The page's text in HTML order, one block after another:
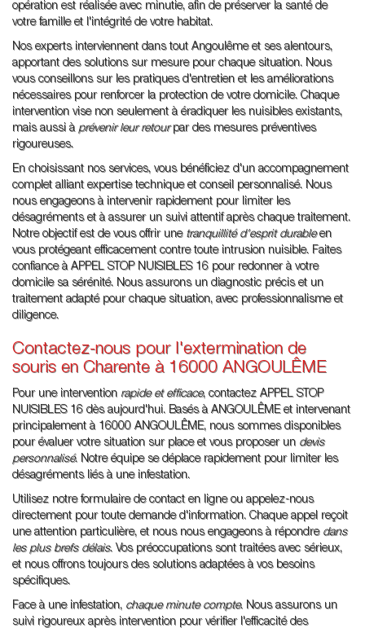
opération est réalisée avec minutie, afin de préserver la santé de
votre famille et l'intégrité de votre habitat.
Nos experts interviennent dans tout Angoulême et ses alentours,
apportant des solutions sur mesure pour chaque situation. Nous
vous conseillons sur les pratiques d'entretien et les améliorations
nécessaires pour renforcer la protection de votre domicile. Chaque
intervention vise non seulement à éradiquer les nuisibles existants,
mais aussi à prévenir leur retourpar des mesures préventives
rigoureuses.
En choisissant nos services, vous bénéficiez d'un accompagnement
complet alliant expertise technique et conseil personnalisé. Nous
nous engageons à intervenir rapidement pour limiter les
désagréments et à assurer un suivi attentif après chaque traitement.
Notre objectif est de vous offrir une tranquillité d'esprit durableen
vous protégeant efficacement contre toute intrusion nuisible. Faites
confiance à APPEL STOP NUISIBLES 16 pour redonner à votre
domicile sa sérénité. Nous assurons un diagnostic précis et un
traitement adapté pour chaque situation, avec professionnalisme et
diligence.
Contactez-nous pour l'extermination de
souris en Charente à 16000 ANGOULÊME
Pour une intervention rapide et efficace, contactez APPEL STOP
NUISIBLES 16 dès aujourd'hui. Basés à ANGOULÊME et intervenant
principalement à 16000 ANGOULÊME, nous sommes disponibles
pour évaluer votre situation sur place et vous proposer un devis
personnalisé. Notre équipe se déplace rapidement pour limiter les
désagréments liés à une infestation.
Utilisez notre formulaire de contact en ligne ou appelez-nous
directement pour toute demande d'information. Chaque appel reçoit
une attention particulière, et nous nous engageons à répondre dans
les plus brefs délais. Vos préoccupations sont traitées avec sérieux,
et nous offrons toujours des solutions adaptées à vos besoins
spécifiques.
Face à une infestation, chaque minute compte. Nous assurons un
suivi rigoureux après intervention pour vérifier l'efficacité des